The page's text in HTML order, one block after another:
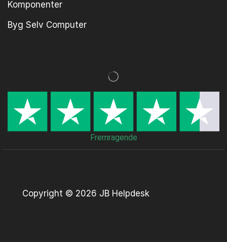
Komponenter
Byg Selv Computer
Fremragende
Copyright © 2026 JB Helpdesk